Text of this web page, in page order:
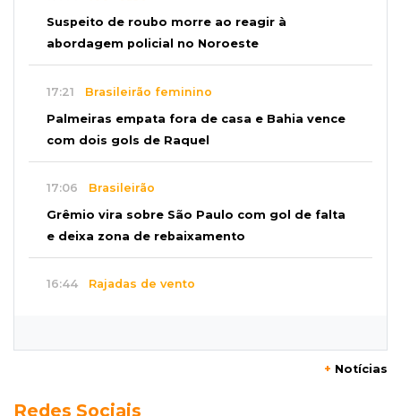
Suspeito de roubo morre ao reagir à
abordagem policial no Noroeste
17:21 Brasileirão feminino
Palmeiras empata fora de casa e Bahia vence
com dois gols de Raquel
17:06 Brasileirão
Grêmio vira sobre São Paulo com gol de falta
e deixa zona de rebaixamento
16:44 Rajadas de vento
Juiz obriga condomínio da Capital a fazer
+ Notícias
Redes Sociais